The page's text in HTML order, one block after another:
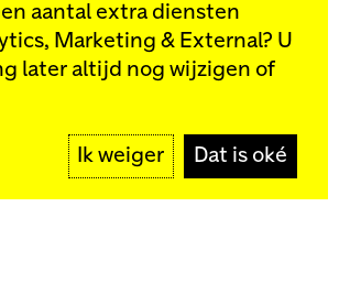
aantal extra diensten
Marketing & External? U
later altijd nog wijzigen of
Ik weiger Dat is oké